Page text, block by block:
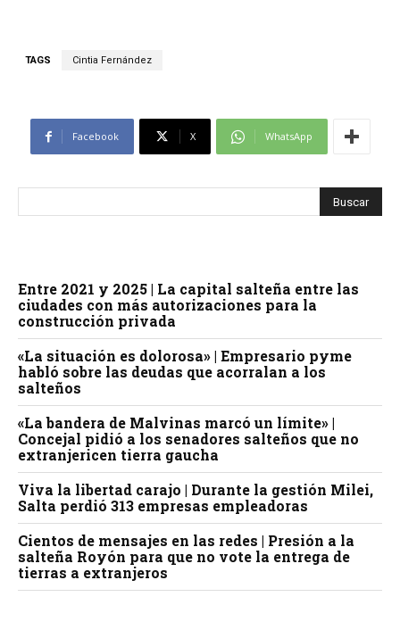
TAGS Cintia Fernández
Facebook X WhatsApp
Entre 2021 y 2025 | La capital salteña entre las
ciudades con más autorizaciones para la
construcción privada
«La situación es dolorosa» | Empresario pyme
habló sobre las deudas que acorralan a los
salteños
«La bandera de Malvinas marcó un límite» |
Concejal pidió a los senadores salteños que no
extranjericen tierra gaucha
Viva la libertad carajo | Durante la gestión Milei,
Salta perdió 313 empresas empleadoras
Cientos de mensajes en las redes | Presión a la
salteña Royón para que no vote la entrega de
tierras a extranjeros